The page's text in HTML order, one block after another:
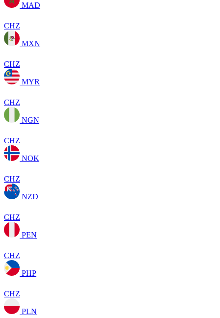
MAD
CHZ
MXN
CHZ
MYR
CHZ
NGN
CHZ
NOK
CHZ
NZD
CHZ
PEN
CHZ
PHP
CHZ
PLN